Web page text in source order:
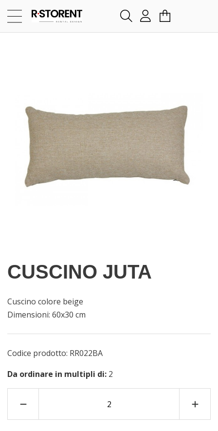
CUSCINO JUTA
Cuscino colore beige
Dimensioni: 60x30 cm
Codice prodotto: RR022BA
Da ordinare in multipli di: 2